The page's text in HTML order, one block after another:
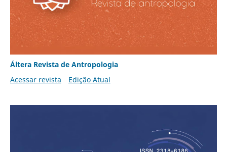
Áltera Revista de Antropologia
Acessar revista
Edição Atual